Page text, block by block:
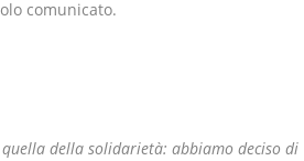
comunicato.
della solidarietà: abbiamo deciso di
distribuiti attraverso lo sportello